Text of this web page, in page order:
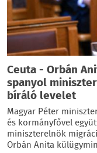
Ceuta - Orbán
spanyol
bíráló levelet
Magyar Péter
és kormányfővel
miniszterelnök
Orbán Anita